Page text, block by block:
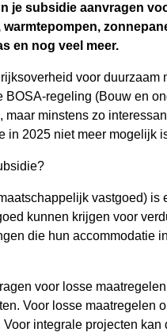
je subsidie aanvragen
en nog veel meer.
voor duurzaam
BOSA-regeling (Bouw en
maar minstens zo
in 2025 niet meer mogelijk
vastgoed)
kunnen krijgen voor
die hun accommodatie
voor losse
Voor losse maatregelen
Voor integrale projecten